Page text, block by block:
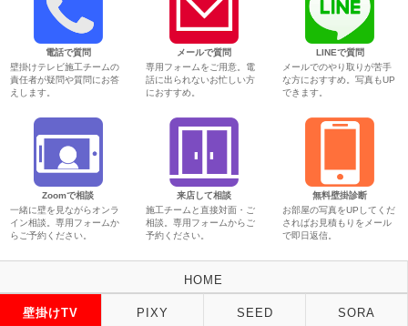
電話で質問
壁掛けテレビ施工チームの
責任者が疑問や質問にお答
えします。
メールで質問
専用フォームをご用意。電
話に出られないお忙しい方
におすすめ。
LINEで質問
メールでのやり取りが苦手
な方におすすめ。写真もUP
できます。
Zoomで相談
一緒に壁を見ながらオンラ
イン相談。専用フォームか
らご予約ください。
来店して相談
施工チームと直接対面・ご
相談。専用フォームからご
予約ください。
無料壁掛診断
お部屋の写真をUPしてくだ
さればお見積もりをメール
で即日返信。
HOME
壁掛けTV PIXY SEED SORA